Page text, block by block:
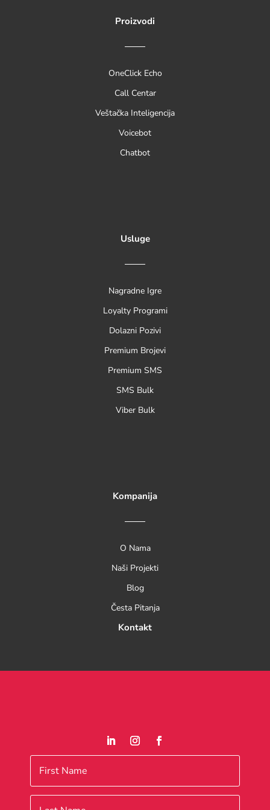
Proizvodi
OneClick Echo
Call Centar
Veštačka Inteligencija
Voicebot
Chatbot
Usluge
Nagradne Igre
Loyalty Programi
Dolazni Pozivi
Premium Brojevi
Premium SMS
SMS Bulk
Viber Bulk
Kompanija
O Nama
Naši Projekti
Blog
Česta Pitanja
Kontakt